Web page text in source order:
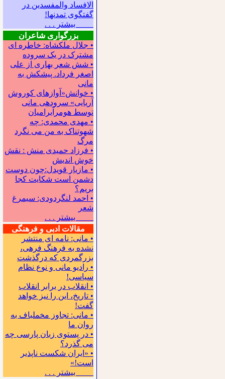
الافساد والمفسدین در
گفتگوی تمدنها!
بیشتر . . .
بزرگواری شاعران
• جلال ملکشاه: خاطره ای
مشترک در یک سروده
• شش شعر بهاری از علی
اصغر فرداد. پیشکش به
مانی
• خوانش«آوازهای کوروش
آریایی» سروده‍ی مانی
توسط هومرآبرامیان
• مهدی محمدی: چه
شهوتناک به من می نگرد
مرگ
• فرزاد حمیدی منش : نقش
خوش اندیش
• مازیار قویدل:چون دوست
دشمن است شکایت کجا
بریم؟
• احمد لنگردودی: سیمرغ
شعر
بیشتر . . .
مقالات ادبی و فرهنگی
• مانی: نامه ای منتشر
نشده به فرهنگ فرهی،
بزرگمردی که درگذشت
• رادیو مانی و نوع نظام
سیاسی!
• انقلاب در برابر انقلاب
• تاریخ، این را نیز خواهد
گفت!
• مانی: تجاوز مخملباف به
روان ما
• در پستوی زبان پارسی چه
می گذرد؟
• «ایران شکست ناپذیر
است!»
بیشتر . . .